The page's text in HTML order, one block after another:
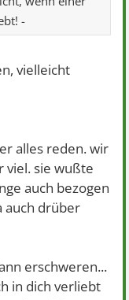
-
vielleicht
alles reden. wir
viel. sie wußte
auch bezogen
auch drüber
erschweren...
in dich verliebt